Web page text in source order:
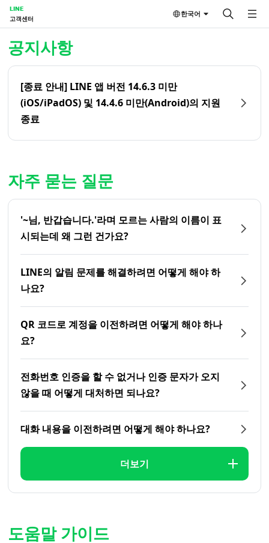
LINE
고객센터
한국어
공지사항
[종료 안내] LINE 앱 버전 14.6.3 미만
(iOS/iPadOS) 및 14.4.6 미만(Android)의 지원
종료
자주 묻는 질문
'~님, 반갑습니다.'라며 모르는 사람의 이름이 표
시되는데 왜 그런 건가요?
LINE의 알림 문제를 해결하려면 어떻게 해야 하
나요?
QR 코드로 계정을 이전하려면 어떻게 해야 하나
요?
전화번호 인증을 할 수 없거나 인증 문자가 오지
않을 때 어떻게 대처하면 되나요?
대화 내용을 이전하려면 어떻게 해야 하나요?
더보기
도움말 가이드